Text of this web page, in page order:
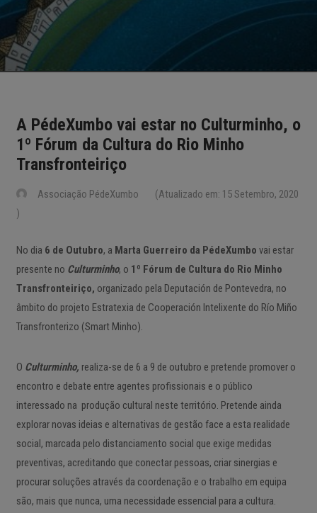
A PédeXumbo vai estar no Culturminho, o
1º Fórum da Cultura do Rio Minho
Transfronteiriço
Associação PédeXumbo
(Atualizado em: 15 Setembro, 2020
)
No dia 6 de Outubro, a Marta Guerreiro da PédeXumbo vai estar
presente no Culturminho, o 1º Fórum de Cultura do Rio Minho
Transfronteiriço, organizado pela Deputación de Pontevedra, no
âmbito do projeto Estratexia de Cooperación Intelixente do Río Miño
Transfronterizo (Smart Minho).
O Culturminho, realiza-se de 6 a 9 de outubro e pretende promover o
encontro e debate entre agentes profissionais e o público
interessado na ​ produção cultural neste território. Pretende ainda
explorar novas ideias e alternativas de gestão face a esta realidade
social, marcada pelo distanciamento social que exige medidas
preventivas, acreditando que conectar pessoas, criar sinergias e
procurar soluções através da coordenação e o trabalho em equipa
são, mais que nunca, uma necessidade essencial para a cultura.